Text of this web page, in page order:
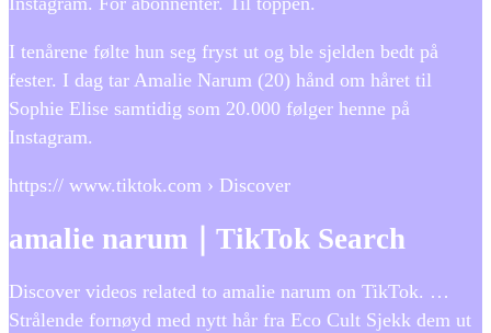
I tenårene følte hun seg fryst ut og ble sjelden bedt på
fester. I dag tar Amalie Narum (20) hånd om håret til
Sophie Elise samtidig som 20.000 følger henne på
Instagram.
https:// www.tiktok.com › Discover
amalie narum｜TikTok Search
Discover videos related to amalie narum on TikTok. …
Strålende fornøyd med nytt hår fra Eco Cult Sjekk dem ut